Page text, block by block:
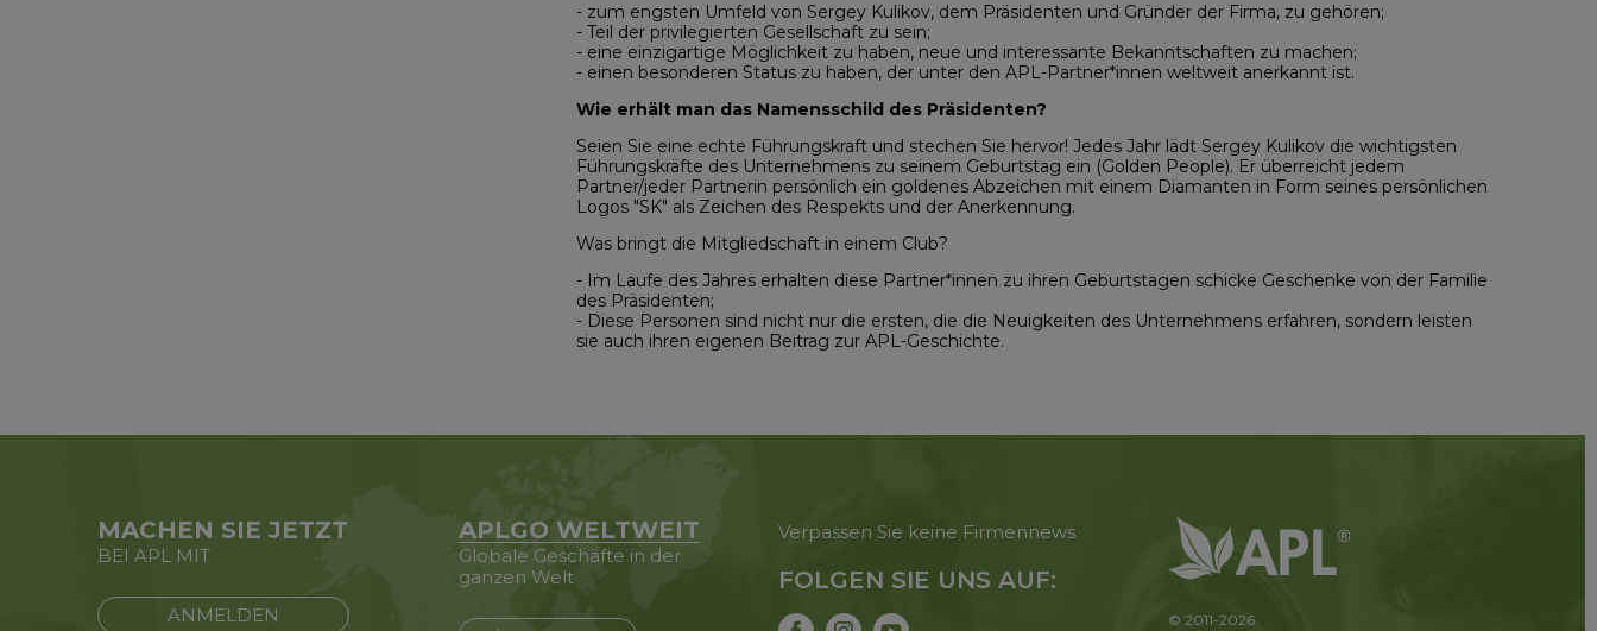
- zum engsten Umfeld von Sergey Kulikov, dem Präsidenten und Gründer der Firma, zu gehören;
- Teil der privilegierten Gesellschaft zu sein;
- eine einzigartige Möglichkeit zu haben, neue und interessante Bekanntschaften zu machen;
- einen besonderen Status zu haben, der unter den APL-Partner*innen weltweit anerkannt ist.
Wie erhält man das Namensschild des Präsidenten?
Seien Sie eine echte Führungskraft und stechen Sie hervor! Jedes Jahr lädt Sergey Kulikov die wichtigsten
Führungskräfte des Unternehmens zu seinem Geburtstag ein (Golden People). Er überreicht jedem
Partner/jeder Partnerin persönlich ein goldenes Abzeichen mit einem Diamanten in Form seines persönlichen
Logos "SK" als Zeichen des Respekts und der Anerkennung.
Was bringt die Mitgliedschaft in einem Club?
- Im Laufe des Jahres erhalten diese Partner*innen zu ihren Geburtstagen schicke Geschenke von der Familie
des Präsidenten;
- Diese Personen sind nicht nur die ersten, die die Neuigkeiten des Unternehmens erfahren, sondern leisten
sie auch ihren eigenen Beitrag zur APL-Geschichte.
MACHEN SIE JETZT
BEI APL MIT
ANMELDEN
APLGO WELTWEIT
Globale Geschäfte in der
ganzen Welt
Verpassen Sie keine Firmennews
FOLGEN SIE UNS AUF:
© 2011-2026